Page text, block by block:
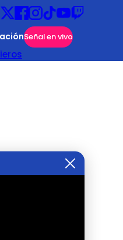
Señal en vivo